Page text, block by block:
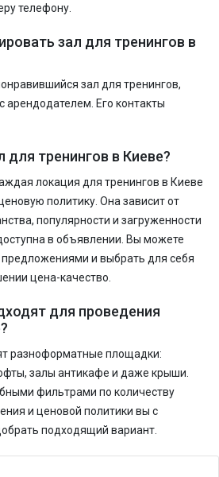
телефону.
зал для тренингов в
зал для тренингов,
арендодателем. Его контакты
для тренингов в Киеве?
локация для тренингов в Киеве
политику. Она зависит от
популярности и загруженности
в объявлении. Вы можете
и выбрать для себя
цена-качество.
для проведения
разноформатные площадки:
залы антикафе и даже крыши.
фильтрами по количеству
и ценовой политики вы с
подходящий вариант.